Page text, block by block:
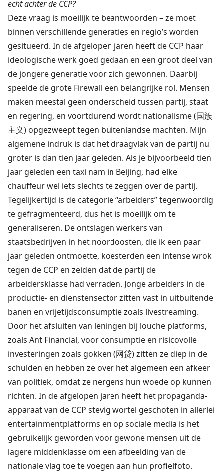
echt achter de CCP?
Deze vraag is moeilijk te beantwoorden – ze moet
binnen verschillende generaties en regio’s worden
gesitueerd. In de afgelopen jaren heeft de CCP haar
ideologische werk goed gedaan en een groot deel van
de jongere generatie voor zich gewonnen. Daarbij
speelde de grote Firewall een belangrijke rol. Mensen
maken meestal geen onderscheid tussen partij, staat
en regering, en voortdurend wordt nationalisme (国族
主义) opgezweept tegen buitenlandse machten. Mijn
algemene indruk is dat het draagvlak van de partij nu
groter is dan tien jaar geleden. Als je bijvoorbeeld tien
jaar geleden een taxi nam in Beijing, had elke
chauffeur wel iets slechts te zeggen over de partij.
Tegelijkertijd is de categorie “arbeiders” tegenwoordig
te gefragmenteerd, dus het is moeilijk om te
generaliseren. De ontslagen werkers van
staatsbedrijven in het noordoosten, die ik een paar
jaar geleden ontmoette, koesterden een intense wrok
tegen de CCP en zeiden dat de partij de
arbeidersklasse had verraden. Jonge arbeiders in de
productie- en dienstensector zitten vast in uitbuitende
banen en vrijetijdsconsumptie zoals livestreaming.
Door het afsluiten van leningen bij louche platforms,
zoals Ant Financial, voor consumptie en risicovolle
investeringen zoals gokken (网贷) zitten ze diep in de
schulden en hebben ze over het algemeen een afkeer
van politiek, omdat ze nergens hun woede op kunnen
richten. In de afgelopen jaren heeft het propaganda-
apparaat van de CCP stevig wortel geschoten in allerlei
entertainmentplatforms en op sociale media is het
gebruikelijk geworden voor gewone mensen uit de
lagere middenklasse om een afbeelding van de
nationale vlag toe te voegen aan hun profielfoto.